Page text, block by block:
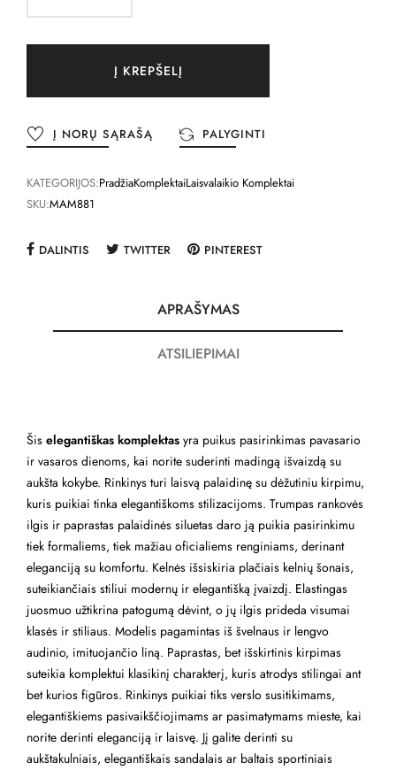
Į KREPŠELĮ
Į NORŲ SĄRAŠĄ PALYGINTI
KATEGORIJOS:PradžiaKomplektaiLaisvalaikio Komplektai
SKU:MAM881
DALINTIS TWITTER PINTEREST
APRAŠYMAS
ATSILIEPIMAI
Šis elegantiškas komplektas yra puikus pasirinkimas pavasario
ir vasaros dienoms, kai norite suderinti madingą išvaizdą su
aukšta kokybe. Rinkinys turi laisvą palaidinę su dėžutiniu kirpimu,
kuris puikiai tinka elegantiškoms stilizacijoms. Trumpas rankovės
ilgis ir paprastas palaidinės siluetas daro ją puikia pasirinkimu
tiek formaliems, tiek mažiau oficialiems renginiams, derinant
eleganciją su komfortu. Kelnės išsiskiria plačiais kelnių šonais,
suteikiančiais stiliui modernų ir elegantišką įvaizdį. Elastingas
juosmuo užtikrina patogumą dėvint, o jų ilgis prideda visumai
klasės ir stiliaus. Modelis pagamintas iš švelnaus ir lengvo
audinio, imituojančio liną. Paprastas, bet išskirtinis kirpimas
suteikia komplektui klasikinį charakterį, kuris atrodys stilingai ant
bet kurios figūros. Rinkinys puikiai tiks verslo susitikimams,
elegantiškiems pasivaikščiojimams ar pasimatymams mieste, kai
norite derinti eleganciją ir laisvę. Jį galite derinti su
aukštakulniais, elegantiškais sandalais ar baltais sportiniais